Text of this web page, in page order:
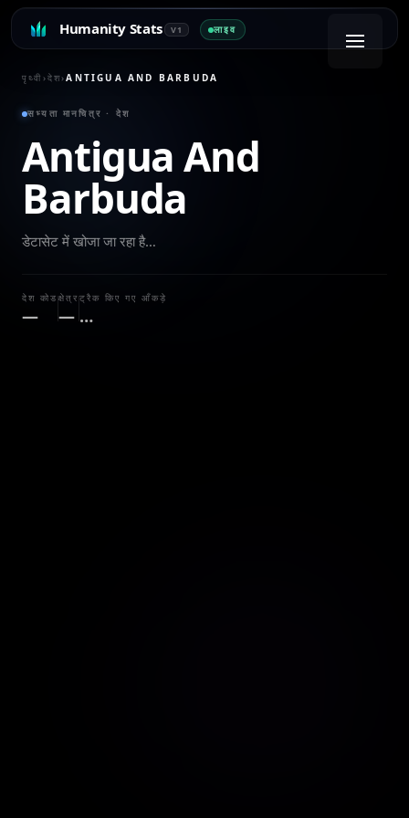
Humanity Stats V1 लाइव
पृथ्वी ›देश›ANTIGUA AND BARBUDA
सभ्यता मानचित्र · देश
Antigua And
Barbuda
डेटासेट में खोजा जा रहा है…
देश कोड
—
क्षेत्र
—
ट्रैक किए गए आँकड़े
…